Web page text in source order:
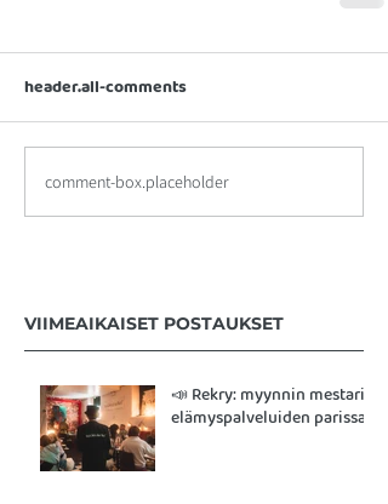
header.all-comments
comment-box.placeholder
VIIMEAIKAISET POSTAUKSET
📣 Rekry: myynnin mestari
elämyspalveluiden parissa